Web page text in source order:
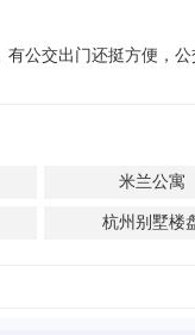
有公交出门还挺方便，
米兰公寓
杭州别墅楼